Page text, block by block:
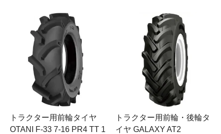
トラクター用前輪タイヤ
OTANI F-33 7-16 PR4 TT 1
トラクター用前輪・後輪タ
イヤ GALAXY AT2